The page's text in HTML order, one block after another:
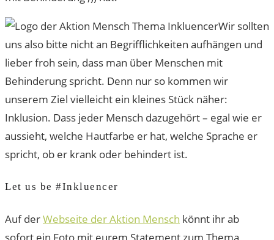
Wir sollten
uns also bitte nicht an Begrifflichkeiten aufhängen und
lieber froh sein, dass man über Menschen mit
Behinderung spricht. Denn nur so kommen wir
unserem Ziel vielleicht ein kleines Stück näher:
Inklusion. Dass jeder Mensch dazugehört – egal wie er
aussieht, welche Hautfarbe er hat, welche Sprache er
spricht, ob er krank oder behindert ist.
Let us be #Inkluencer
Auf derWebseite der Aktion Mensch könnt ihr ab
sofort ein Foto mit eurem Statement zum Thema